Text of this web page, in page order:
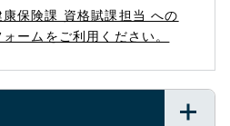
保険課 資格賦課担当 への
ームをご利用ください。